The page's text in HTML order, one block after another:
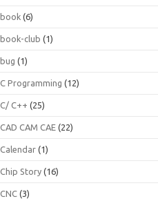
book (6)
book-club (1)
bug (1)
C Programming (12)
C/ C++ (25)
CAD CAM CAE (22)
Calendar (1)
Chip Story (16)
CNC (3)